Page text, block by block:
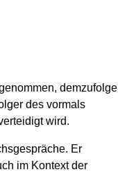
demzufolge
des vormals
wird.
Er
im Kontext der